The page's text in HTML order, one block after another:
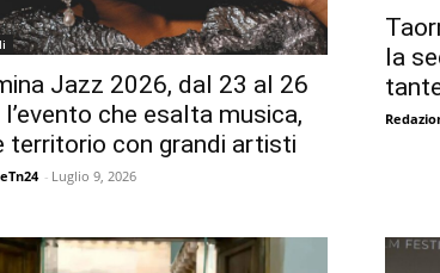
Jazz 2026, dal 23 al 26
che esalta musica,
territorio con grandi artisti
- Luglio 9, 2026
la